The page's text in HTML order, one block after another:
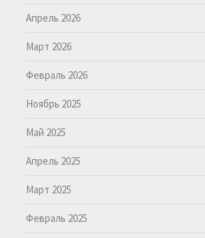
Апрель 2026
Март 2026
Февраль 2026
Ноябрь 2025
Май 2025
Апрель 2025
Март 2025
Февраль 2025